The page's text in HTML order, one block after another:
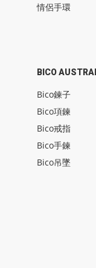
情侶手環
BICO
Bico鍊子
Bico項鍊
Bico戒指
Bico手鍊
Bico吊墜